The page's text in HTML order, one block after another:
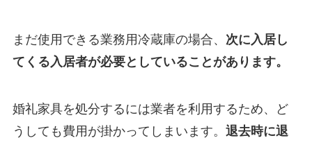
まだ使用できる業務用冷蔵庫の場合、 次に入居し
てくる入居者が必要としていることがあります。
婚礼家具を処分するには業者を利用するため、ど
うしても費用が掛かってしまいます。 退去時に退